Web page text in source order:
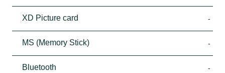
XD Picture card -
MS (Memory Stick) -
Bluetooth -